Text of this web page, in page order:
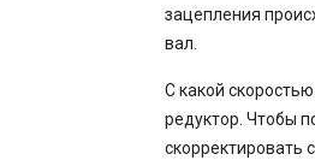
зацепления
вал.
С какой
редуктор. Чтобы
скорректировать